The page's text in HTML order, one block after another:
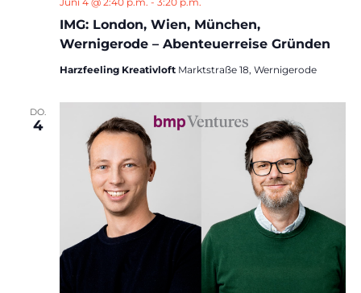
IMG: London, Wien, München,
Wernigerode – Abenteuerreise Gründen
Harzfeeling Kreativloft Marktstraße 18, Wernigerode
DO.
4